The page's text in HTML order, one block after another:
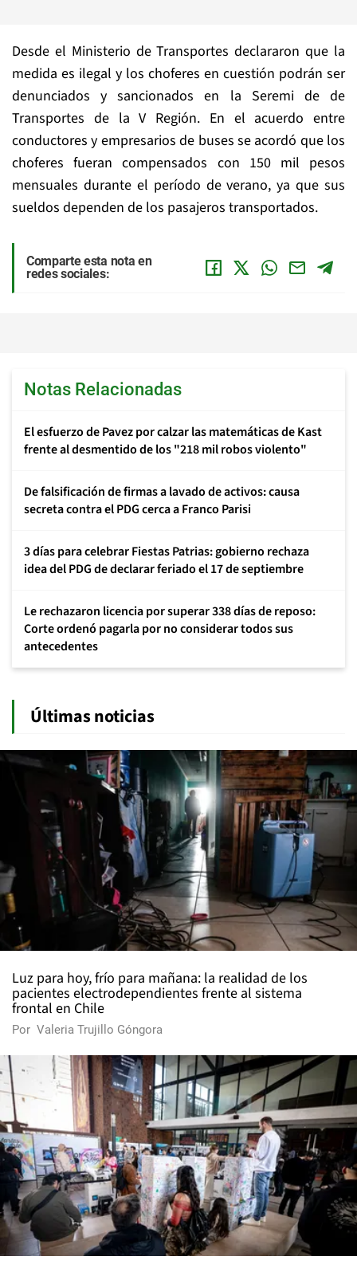
Desde el Ministerio de Transportes declararon que la
medida es ilegal y los choferes en cuestión podrán ser
denunciados y sancionados en la Seremi de de
Transportes de la V Región. En el acuerdo entre
conductores y empresarios de buses se acordó que los
choferes fueran compensados con 150 mil pesos
mensuales durante el período de verano, ya que sus
sueldos dependen de los pasajeros transportados.
Comparte esta nota en
redes sociales:
Notas Relacionadas
El esfuerzo de Pavez por calzar las matemáticas de Kast
frente al desmentido de los "218 mil robos violento"
De falsificación de firmas a lavado de activos: causa
secreta contra el PDG cerca a Franco Parisi
3 días para celebrar Fiestas Patrias: gobierno rechaza
idea del PDG de declarar feriado el 17 de septiembre
Le rechazaron licencia por superar 338 días de reposo:
Corte ordenó pagarla por no considerar todos sus
antecedentes
Últimas noticias
Luz para hoy, frío para mañana: la realidad de los
pacientes electrodependientes frente al sistema
frontal en Chile
Por Valeria Trujillo Góngora